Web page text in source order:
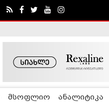
მსოფლიო ანალიტიკა